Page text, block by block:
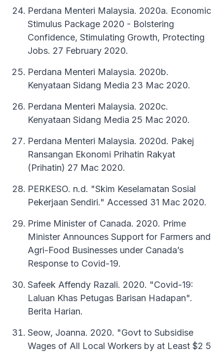
Perdana Menteri Malaysia. 2020a. Economic
Stimulus Package 2020 - Bolstering
Confidence, Stimulating Growth, Protecting
Jobs. 27 February 2020.
Perdana Menteri Malaysia. 2020b.
Kenyataan Sidang Media 23 Mac 2020.
Perdana Menteri Malaysia. 2020c.
Kenyataan Sidang Media 25 Mac 2020.
Perdana Menteri Malaysia. 2020d. Pakej
Ransangan Ekonomi Prihatin Rakyat
(Prihatin) 27 Mac 2020.
PERKESO. n.d. "Skim Keselamatan Sosial
Pekerjaan Sendiri." Accessed 31 Mac 2020.
Prime Minister of Canada. 2020. Prime
Minister Announces Support for Farmers and
Agri-Food Businesses under Canada’s
Response to Covid-19.
Safeek Affendy Razali. 2020. "Covid-19:
Laluan Khas Petugas Barisan Hadapan".
Berita Harian.
Seow, Joanna. 2020. "Govt to Subsidise
Wages of All Local Workers by at Least $2 5